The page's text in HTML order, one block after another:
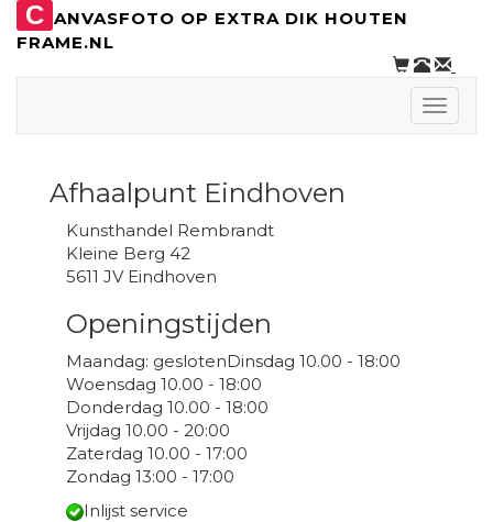
C ANVASFOTO OP EXTRA DIK HOUTEN
FRAME.NL
Toggle
Afhaalpunt Eindhoven
Kunsthandel Rembrandt
Kleine Berg 42
5611 JV Eindhoven
Openingstijden
Maandag: geslotenDinsdag 10.00 - 18:00
Woensdag 10.00 - 18:00
Donderdag 10.00 - 18:00
Vrijdag 10.00 - 20:00
Zaterdag 10.00 - 17:00
Zondag 13:00 - 17:00
Inlijst service